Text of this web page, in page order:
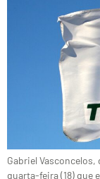
Gabriel
quarta-feira (18) que